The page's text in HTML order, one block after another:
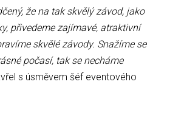
že na tak skvělý závod, jako
přivedeme zajímavé, atraktivní
skvělé závody. Snažíme se
počasí, tak se necháme
s úsměvem šéf eventového